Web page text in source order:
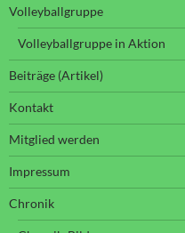
Volleyballgruppe
Volleyballgruppe in Aktion
Beiträge (Artikel)
Kontakt
Mitglied werden
Impressum
Chronik